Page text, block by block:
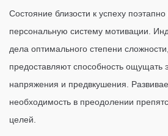
Состояние близости к успеху
персональную систему мотивации.
дела оптимального степени
предоставляют способность ощущать
напряжения и предвкушения.
необходимость в преодолении
целей.